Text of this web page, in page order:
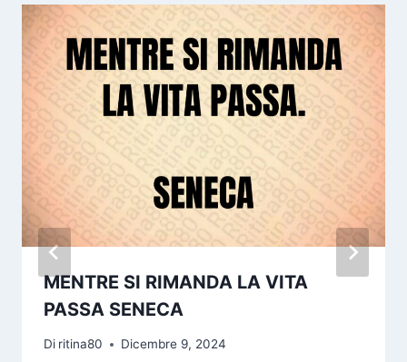
MENTRE SI RIMANDA LA VITA
PASSA SENECA
Di ritina80 Dicembre 9, 2024